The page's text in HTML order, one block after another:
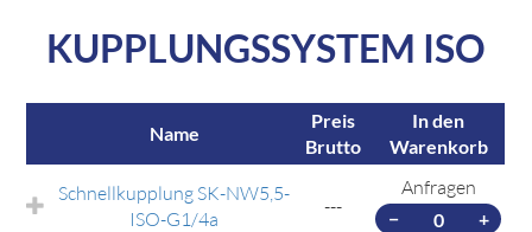
KUPPLUNGSSYSTEM ISO
Name
Preis
Brutto
In den
Warenkorb
Schnellkupplung SK-NW5,5-
ISO-G1/4a
---
Anfragen
− +